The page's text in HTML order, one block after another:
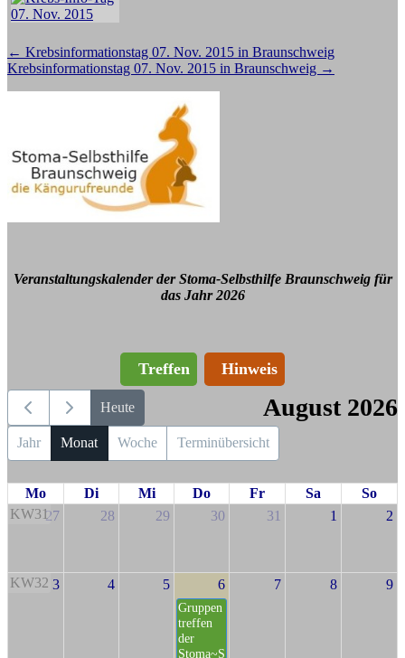
Beitragsnavigation
← Krebsinformationstag 07. Nov. 2015 in Braunschweig
Krebsinformationstag 07. Nov. 2015 in Braunschweig →
Veranstaltungskalender der Stoma-Selbsthilfe Braunschweig für
das Jahr 2026
Treffen Hinweis
Heute August 2026
Jahr Monat Woche Terminübersicht
Mo Di Mi Do Fr Sa
So
KW3127 28 29 30 31 1 2
KW32 3 4 5 6
Gruppen
treffen
der
Stoma~S
7 8 9